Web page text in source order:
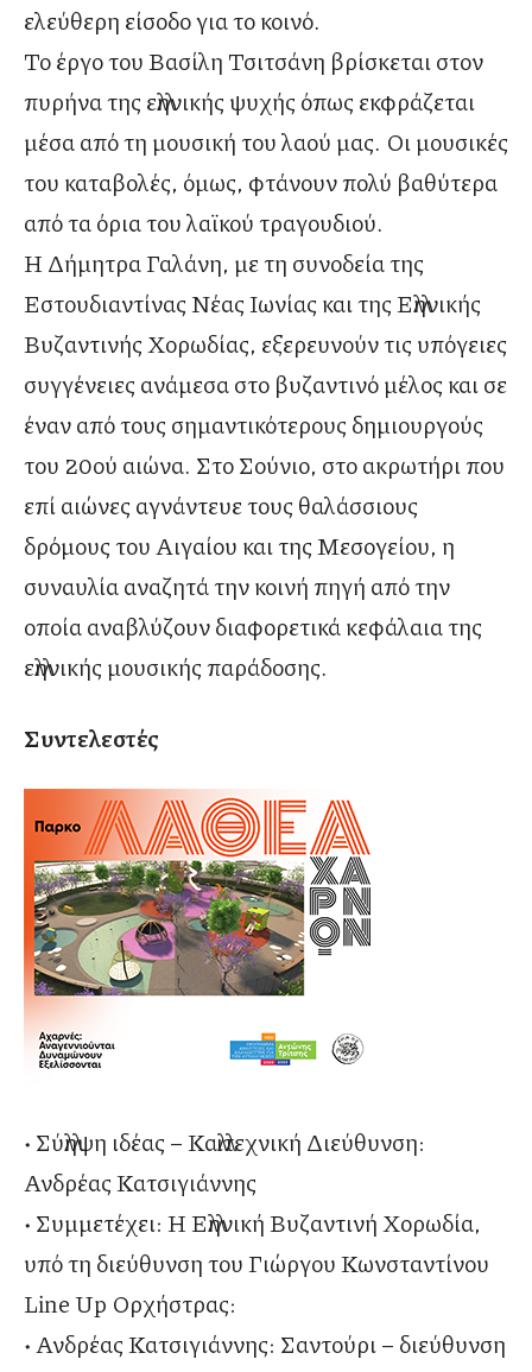
ελεύθερη είσοδο για το κοινό.
Το έργο του Βασίλη Τσιτσάνη βρίσκεται στον
πυρήνα της ελληνικής ψυχής όπως εκφράζεται
μέσα από τη μουσική του λαού μας. Οι μουσικές
του καταβολές, όμως, φτάνουν πολύ βαθύτερα
από τα όρια του λαϊκού τραγουδιού.
Η Δήμητρα Γαλάνη, με τη συνοδεία της
Εστουδιαντίνας Νέας Ιωνίας και της Ελληνικής
Βυζαντινής Χορωδίας, εξερευνούν τις υπόγειες
συγγένειες ανάμεσα στο βυζαντινό μέλος και σε
έναν από τους σημαντικότερους δημιουργούς
του 20ού αιώνα. Στο Σούνιο, στο ακρωτήρι που
επί αιώνες αγνάντευε τους θαλάσσιους
δρόμους του Αιγαίου και της Μεσογείου, η
συναυλία αναζητά την κοινή πηγή από την
οποία αναβλύζουν διαφορετικά κεφάλαια της
ελληνικής μουσικής παράδοσης.
Συντελεστές
• Σύλληψη ιδέας – Καλλιτεχνική Διεύθυνση:
Ανδρέας Κατσιγιάννης
• Συμμετέχει: Η Ελληνική Βυζαντινή Χορωδία,
υπό τη διεύθυνση του Γιώργου Κωνσταντίνου
Line Up Ορχήστρας:
• Ανδρέας Κατσιγιάννης: Σαντούρι – διεύθυνση